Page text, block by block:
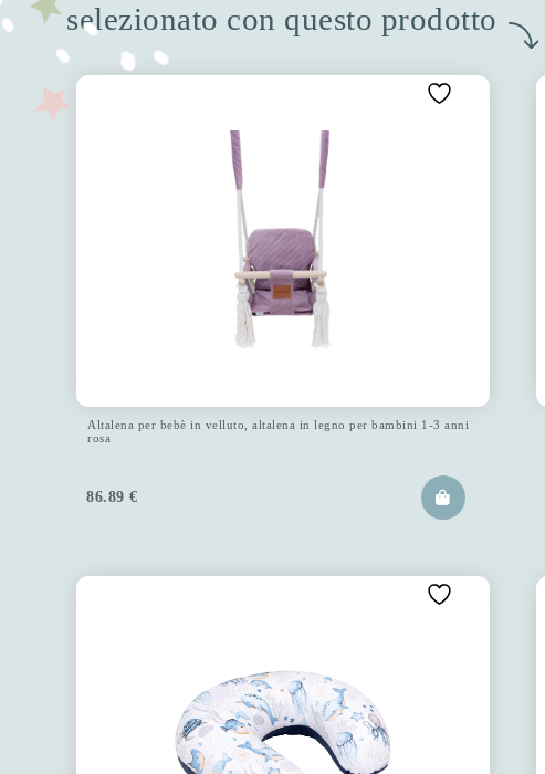
selezionato con questo prodotto
Altalena per bebè in velluto, altalena in legno per bambini 1-3 anni
rosa
86.89 €